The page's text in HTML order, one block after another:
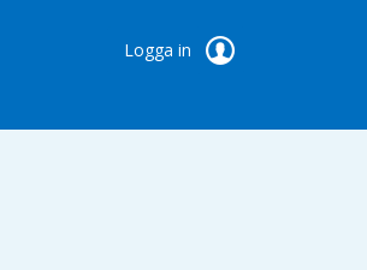
Logga in